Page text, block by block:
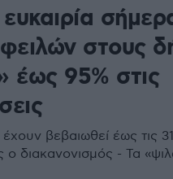
στους
έως 95% στις
βεβαιωθεί έως τις
διακανονισμός - Τα